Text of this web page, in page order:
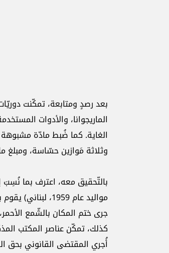
بعد رصدٍ ومتابعة، تمكّنت
الماريجوانا، والأدوات
الغاية. كما ضُبط مادّة مشبوهة
وثلاثة مَوازين حسّاسة، ومبلغ
بالتّحقيق معه، اعترف بما نُسِبَ
مواليد عام 1959، لبناني) يقوم بإرشاده على تقنيّات الزّراعة وتزويده بالبذور.
جرى ختم المكان بالشّمع
كذلك، تمكّن عناصر المكتب
أُجري المقتضى القانوني بحق